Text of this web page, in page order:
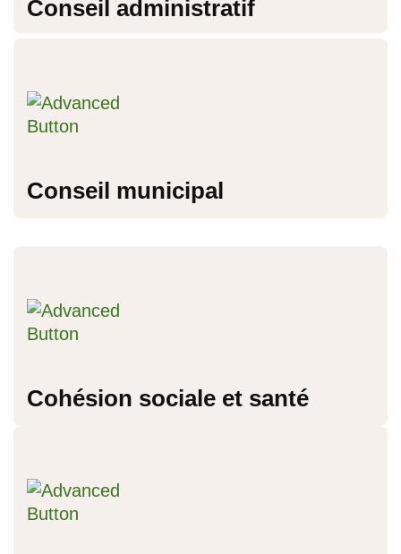
Conseil administratif
Conseil municipal
Cohésion sociale et santé